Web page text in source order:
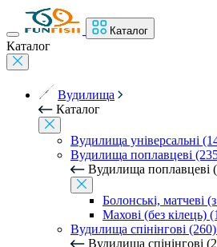
Каталог
Каталог
Вудилища
Каталог
Вудилища універсальні
Вудилища поплавцеві
Вудилища поплавцеві
Болонські, матчеві
Махові (без кілець)
Вудилища спінінгові (260)
Вудилища спінінгові